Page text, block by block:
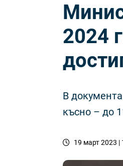
2024
В
късно – до
19 март 2023 |